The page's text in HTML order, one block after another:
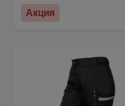
Акция